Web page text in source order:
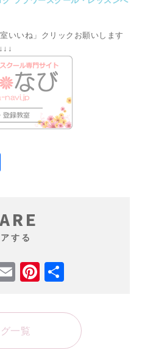
いいね」クリックお願いします
↓↓↓
する
EmailPinterest
一覧